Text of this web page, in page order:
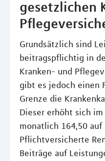
gesetzlichen
Grundsätzlich sind
beitragspflichtig in
Kranken- und
gibt es jedoch einen
Grenze die
Dieser erhöht sich
monatlich 164,50 auf
Pflichtversicherte
Beiträge auf